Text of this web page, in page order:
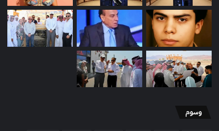
وسوم